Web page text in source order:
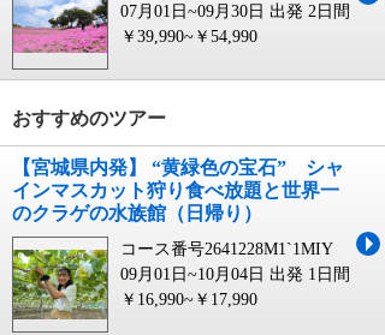
07月01日~09月30日 出発 2日間
￥39,990~￥54,990
おすすめのツアー
【宮城県内発】 “黄緑色の宝石” シャ
インマスカット狩り食べ放題と世界一
のクラゲの水族館（日帰り）
コース番号2641228M1`1MIY
09月01日~10月04日 出発 1日間
￥16,990~￥17,990